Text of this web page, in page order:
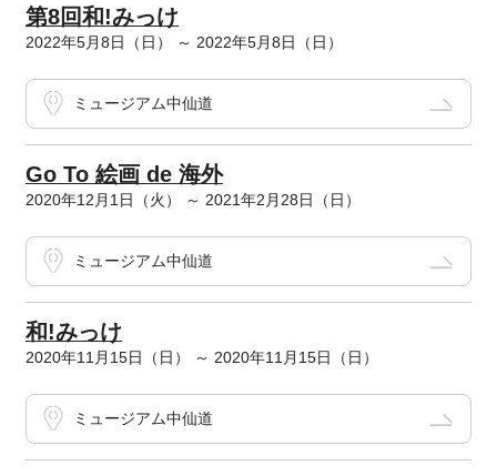
第8回和!みっけ
2022年5月8日（日） ～ 2022年5月8日（日）
ミュージアム中仙道
Go To 絵画 de 海外
2020年12月1日（火） ～ 2021年2月28日（日）
ミュージアム中仙道
和!みっけ
2020年11月15日（日） ～ 2020年11月15日（日）
ミュージアム中仙道